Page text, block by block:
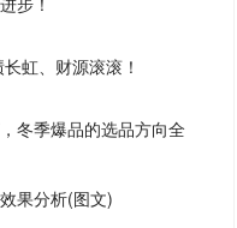
虹、财源滚滚！
冬季爆品的选品方向全
果分析(图文)